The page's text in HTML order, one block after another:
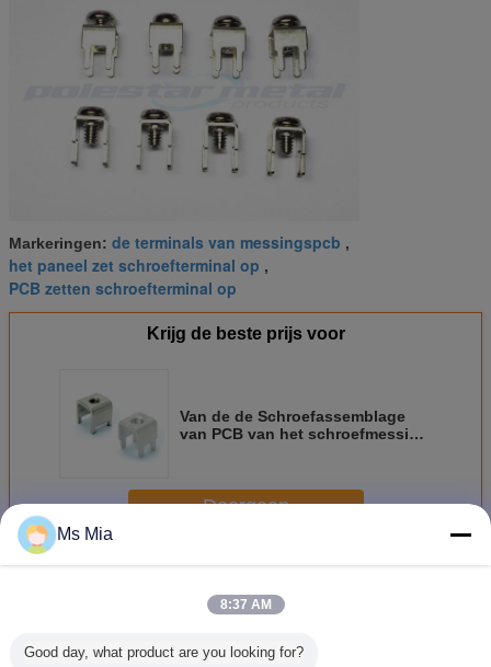
Markeringen: de terminals van messingspcb ,
het paneel zet schroefterminal op ,
PCB zetten schroefterminal op
Krijg de beste prijs voor
Van de de Schroefassemblage
van PCB van het schroefmessing
Doorgaan
MeerPCB-Schroefterminal
Ms Mia
8:37 AM
Good day, what product are you looking for?